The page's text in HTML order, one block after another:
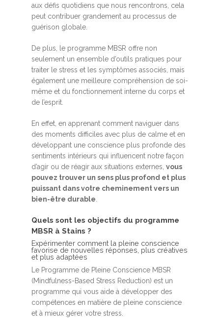
aux défis quotidiens que nous rencontrons, cela
peut contribuer grandement au processus de
guérison globale.
De plus, le programme MBSR offre non
seulement un ensemble d’outils pratiques pour
traiter le stress et les symptômes associés, mais
également une meilleure compréhension de soi-
même et du fonctionnement interne du corps et
de l’esprit.
En effet, en apprenant comment naviguer dans
des moments difficiles avec plus de calme et en
développant une conscience plus profonde des
sentiments intérieurs qui influencent notre façon
d’agir ou de réagir aux situations externes, vous
pouvez trouver un sens plus profond et plus
puissant dans votre cheminement vers un
bien-être durable
Quels sont les objectifs du programme
MBSR à Stains ?
Expérimenter comment la pleine conscience
favorise de nouvelles réponses, plus créatives
et plus adaptées
Le Programme de Pleine Conscience MBSR
(Mindfulness-Based Stress Reduction) est un
programme qui vous aide à développer des
compétences en matière de pleine conscience
et à mieux gérer votre stress.